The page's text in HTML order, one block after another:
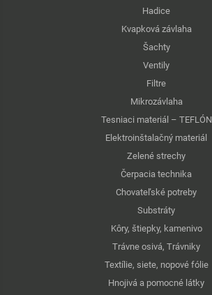
Hadice
Kvapková závlaha
Šachty
Ventily
Filtre
Mikrozávlaha
Tesniaci materiál – TEFLÓN
Elektroinštalačný materiál
Zelené strechy
Čerpacia technika
Chovateľské potreby
Substráty
Kôry, štiepky, kamenivo
Trávne osivá, Trávniky
Textílie, siete, nopové fólie
Hnojivá a pomocné látky